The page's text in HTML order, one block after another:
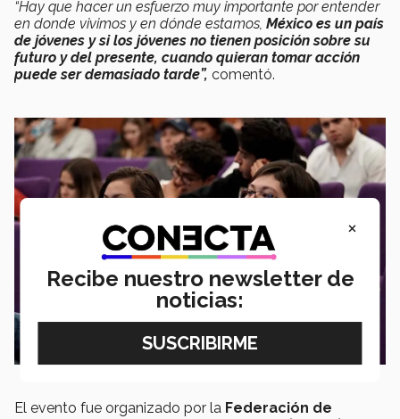
“Hay que hacer un esfuerzo muy importante por entender
en donde vivimos y en dónde estamos, México es un país
de jóvenes y si los jóvenes no tienen posición sobre su
futuro y del presente, cuando quieran tomar acción
puede ser demasiado tarde”, comentó.
El evento fue organizado por la Federación de
×
Recibe nuestro newsletter de
noticias: